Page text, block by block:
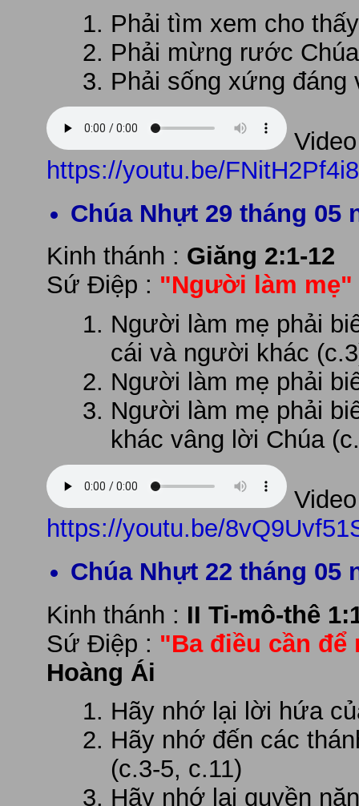
Phải tìm xem cho
Phải mừng rước
Phải sống xứng
Video
https://youtu.be/FNitH2Pf4i8
Chúa Nhựt 29 tháng 05
Kinh thánh : Giăng 2:1-12
Sứ Điệp : "Người làm mẹ"
Người làm mẹ phải
cái và người khác
Người làm mẹ phải
Người làm mẹ phải
khác vâng lời Chúa
Video
https://youtu.be/
Chúa Nhựt 22 tháng 05
Kinh thánh : II Ti-mô-thê
Sứ Điệp : "Ba điều cần
Hoàng Ái
Hãy nhớ lại lời hứa
Hãy nhớ đến các
(c.3-5, c.11)
Hãy nhớ lại quyền